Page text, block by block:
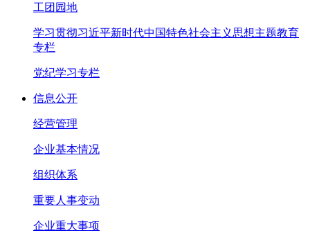
工团园地
学习贯彻习近平新时代中国特色社会主义思想主题教育
专栏
党纪学习专栏
信息公开
经营管理
企业基本情况
组织体系
重要人事变动
企业重大事项